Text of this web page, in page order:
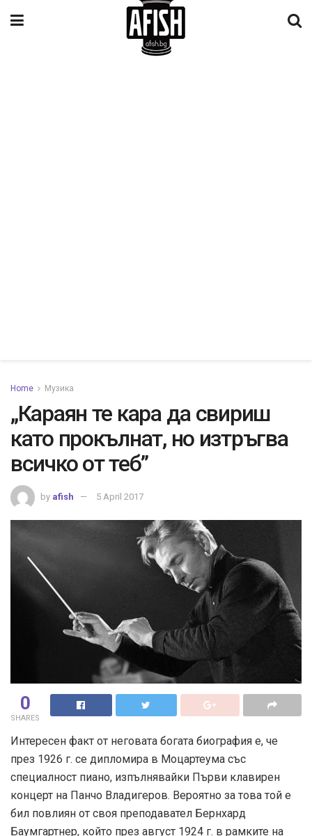
Home Музика
„Караян те кара да свириш
като прокълнат, но изтръгва
всичко от теб”
by afish 5 April 2017
0
SHARES
Интересен факт от неговата богата биография е, че
през 1926 г. се дипломира в Моцартеума със
специалност пиано, изпълнявайки Първи клавирен
концерт на Панчо Владигеров. Вероятно за това той е
бил повлиян от своя преподавател Бернхард
Баумгартнер, който през август 1924 г. в рамките на